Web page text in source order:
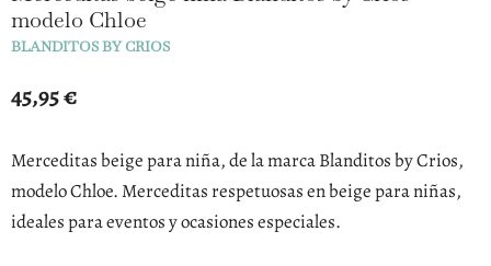
modelo Chloe
BLANDITOS BY CRIOS
45,95€
Merceditas beige para niña, de la marca Blanditos by Crios,
modelo Chloe. Merceditas respetuosas en beige para niñas,
ideales para eventos y ocasiones especiales.